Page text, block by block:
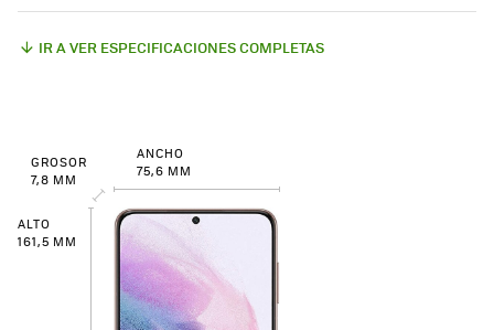
IR A VER ESPECIFICACIONES COMPLETAS
GROSOR
7,8 MM
ANCHO
75,6 MM
ALTO
161,5 MM